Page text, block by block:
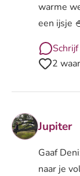
warme
een ijsje
2
Jupiter
Gaaf
naar je